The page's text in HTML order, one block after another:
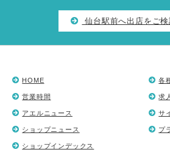
仙台駅前へ出店をご
HOME
営業時間
アエルニュース
ショップニュース
ショップインデックス
各
求
サ
プ